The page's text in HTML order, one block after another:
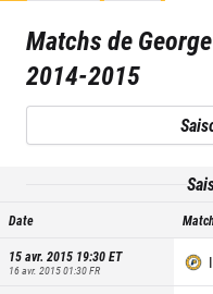
Matchs de
2014-2015
Date
15 avr. 2015 19:30ET
16 avr. 2015 01:30FR